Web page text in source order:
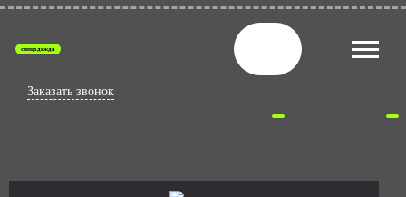
спецодежда
Заказать звонок